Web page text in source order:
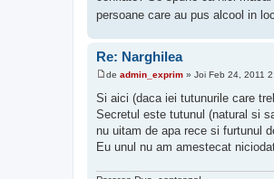
persoane care au pus alcool in
Re: Narghilea
a
de admin_exprim » Joi Feb 24, 2011
Si aici (daca iei tutunurile care
Secretul este tutunul (natural si
nu uitam de apa rece si furtunul
Eu unul nu am amestecat